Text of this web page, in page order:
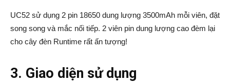
UC52 sử dụng 2 pin 18650 dung lượng 3500mAh mỗi viên, đặt
song song và mắc nối tiếp. 2 viên pin dung lượng cao đèm lại
cho cây đèn Runtime rất ấn tượng!
3. Giao diện sử dụng